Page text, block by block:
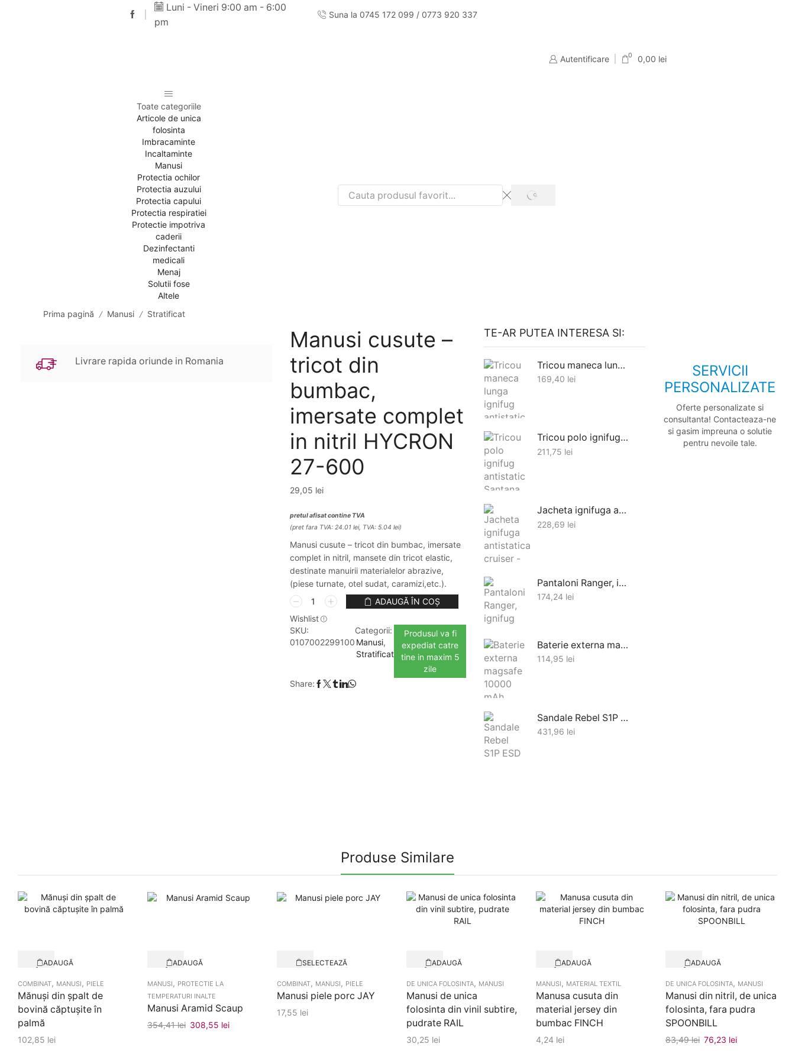
Luni - Vineri 9:00 am - 6:00
pm
Suna la 0745 172 099 / 0773 920 337
Autentificare 0 0,00 lei
Toate categoriile
Articole de unica
folosinta
Imbracaminte
Incaltaminte
Manusi
Protectia ochilor
Protectia auzului
Protectia capului
Protectia respiratiei
Protectie impotriva
caderii
Dezinfectanti
medicali
Menaj
Solutii fose
Altele
Search
SEARCH
Prima pagină / Manusi / Stratificat
Livrare rapida oriunde in Romania
Manusi cusute –
tricot din
bumbac,
imersate complet
in nitril HYCRON
27-600
29,05 lei
pretul afisat contine TVA
(pret fara TVA: 24.01 lei, TVA: 5.04 lei)
Manusi cusute – tricot din bumbac, imersate
complet in nitril, mansete din tricot elastic,
destinate manuirii materialelor abrazive,
(piese turnate, otel sudat, caramizi,etc.).
Cantitate
Manusi
cusute
-
tricot
imersate
ADAUGĂ ÎN COȘ
Wishlist
SKU:
0107002299100
Categorii:
Manusi,
Stratificat
Produsul va fi
expediat catre
tine in maxim 5
zile
Share:
TE-AR PUTEA INTERESA SI:
Tricou maneca lunga ignifug antistatic Defender - bleumarin
169,40 lei
Tricou polo ignifug antistatic Santana - bleumarin
211,75 lei
Jacheta ignifuga antistatica cruiser - bleumarin
228,69 lei
Pantaloni Ranger, ignifug
174,24 lei
Baterie externa magsafe 10000 mAh
114,95 lei
Sandale Rebel S1P ESD
431,96 lei
SERVICII
PERSONALIZATE
Oferte personalizate si
consultanta! Contacteaza-ne
si gasim impreuna o solutie
pentru nevoile tale.
Produse Similare
ADAUGĂ
COMBINAT, MANUSI , PIELE
Mănuşi din şpalt de
bovină căptuşite în
palmă
102,85 lei
ADAUGĂ
MANUSI , PROTECTIE LA
TEMPERATURI INALTE
Manusi Aramid Scaup
354,41lei Prețul
308,55 lei
SELECTEAZĂ
produs
are
mai
multe
Quick View
COMBINAT, MANUSI , PIELE
Manusi piele porc JAY
17,55 lei
ADAUGĂ
DE UNICA FOLOSINTA, MANUSI
Manusi de unica
folosinta din vinil subtire,
pudrate RAIL
30,25 lei
ADAUGĂ
MANUSI , MATERIAL TEXTIL
Manusa cusuta din
material jersey din
bumbac FINCH
4,24 lei
ADAUGĂ
DE UNICA FOLOSINTA, MANUSI
Manusi din nitril, de unica
folosinta, fara pudra
SPOONBILL
83,49lei Prețul
76,23 lei